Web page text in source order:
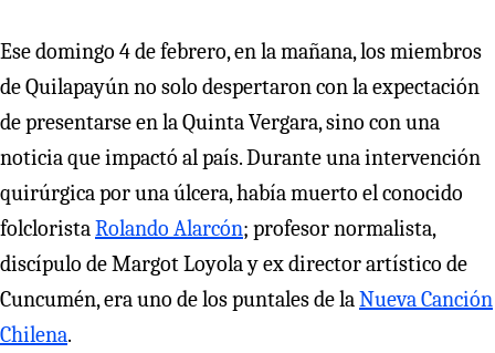
Ese domingo 4 de febrero, en la mañana, los miembros
de Quilapayún no solo despertaron con la expectación
de presentarse en la Quinta Vergara, sino con una
noticia que impactó al país. Durante una intervención
quirúrgica por una úlcera, había muerto el conocido
folcloristaRolando Alarcón; profesor normalista,
discípulo de Margot Loyola y ex director artístico de
Cuncumén, era uno de los puntales de laNueva Canción
Chilena.